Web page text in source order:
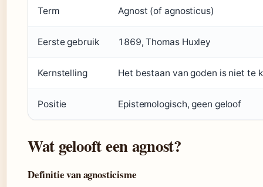
Term Agnost (of agnosticus)
Eerste gebruik 1869, Thomas Huxley
Kernstelling Het bestaan van goden is niet te
Positie Epistemologisch, geen geloof
Wat gelooft een agnost?
Definitie van agnosticisme